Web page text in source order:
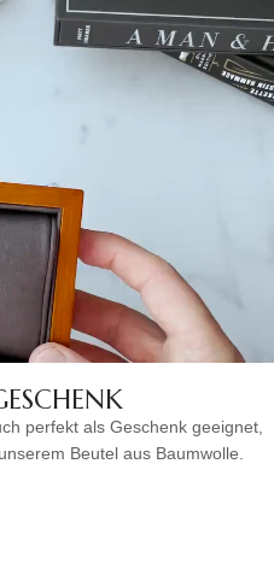
perfekt als Geschenk geeignet,
Beutel aus Baumwolle.